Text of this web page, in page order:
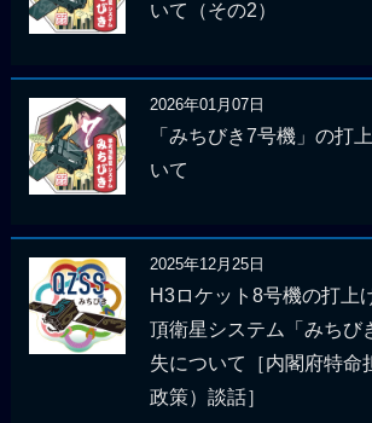
いて（その2）
2026年01月07日
「みちびき7号機」の打
いて
2025年12月25日
H3ロケット8号機の打上
頂衛星システム「みちび
失について［内閣府特命
政策）談話］